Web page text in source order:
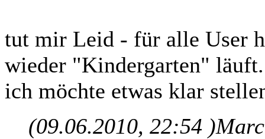
tut mir Leid - für alle User
wieder "Kindergarten"
ich möchte etwas klar
(09.06.2010, 22:54 )